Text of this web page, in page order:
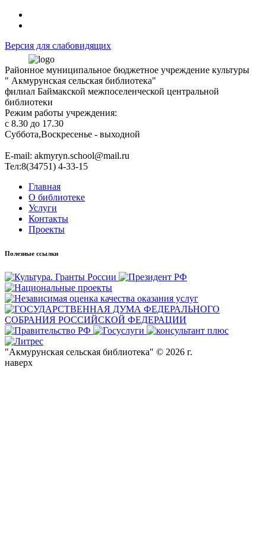
Версия для слабовидящих
Районное муниципальное бюджетное учреждение культуры
" Акмурунская сельская библиотека"
филиал Баймакской межпоселенческой центральной
библиотеки
Режим работы учреждения:
с 8.30 до 17.30
Суббота,Воскресенье - выходной
Е-mail: akmyryn.school@mail.ru
Тел:8(34751) 4-33-15
Главная
О библиотеке
Услуги
Контакты
Проекты
Полезные ссылки
"Акмурунская сельская библиотека" © 2026 г.
наверх